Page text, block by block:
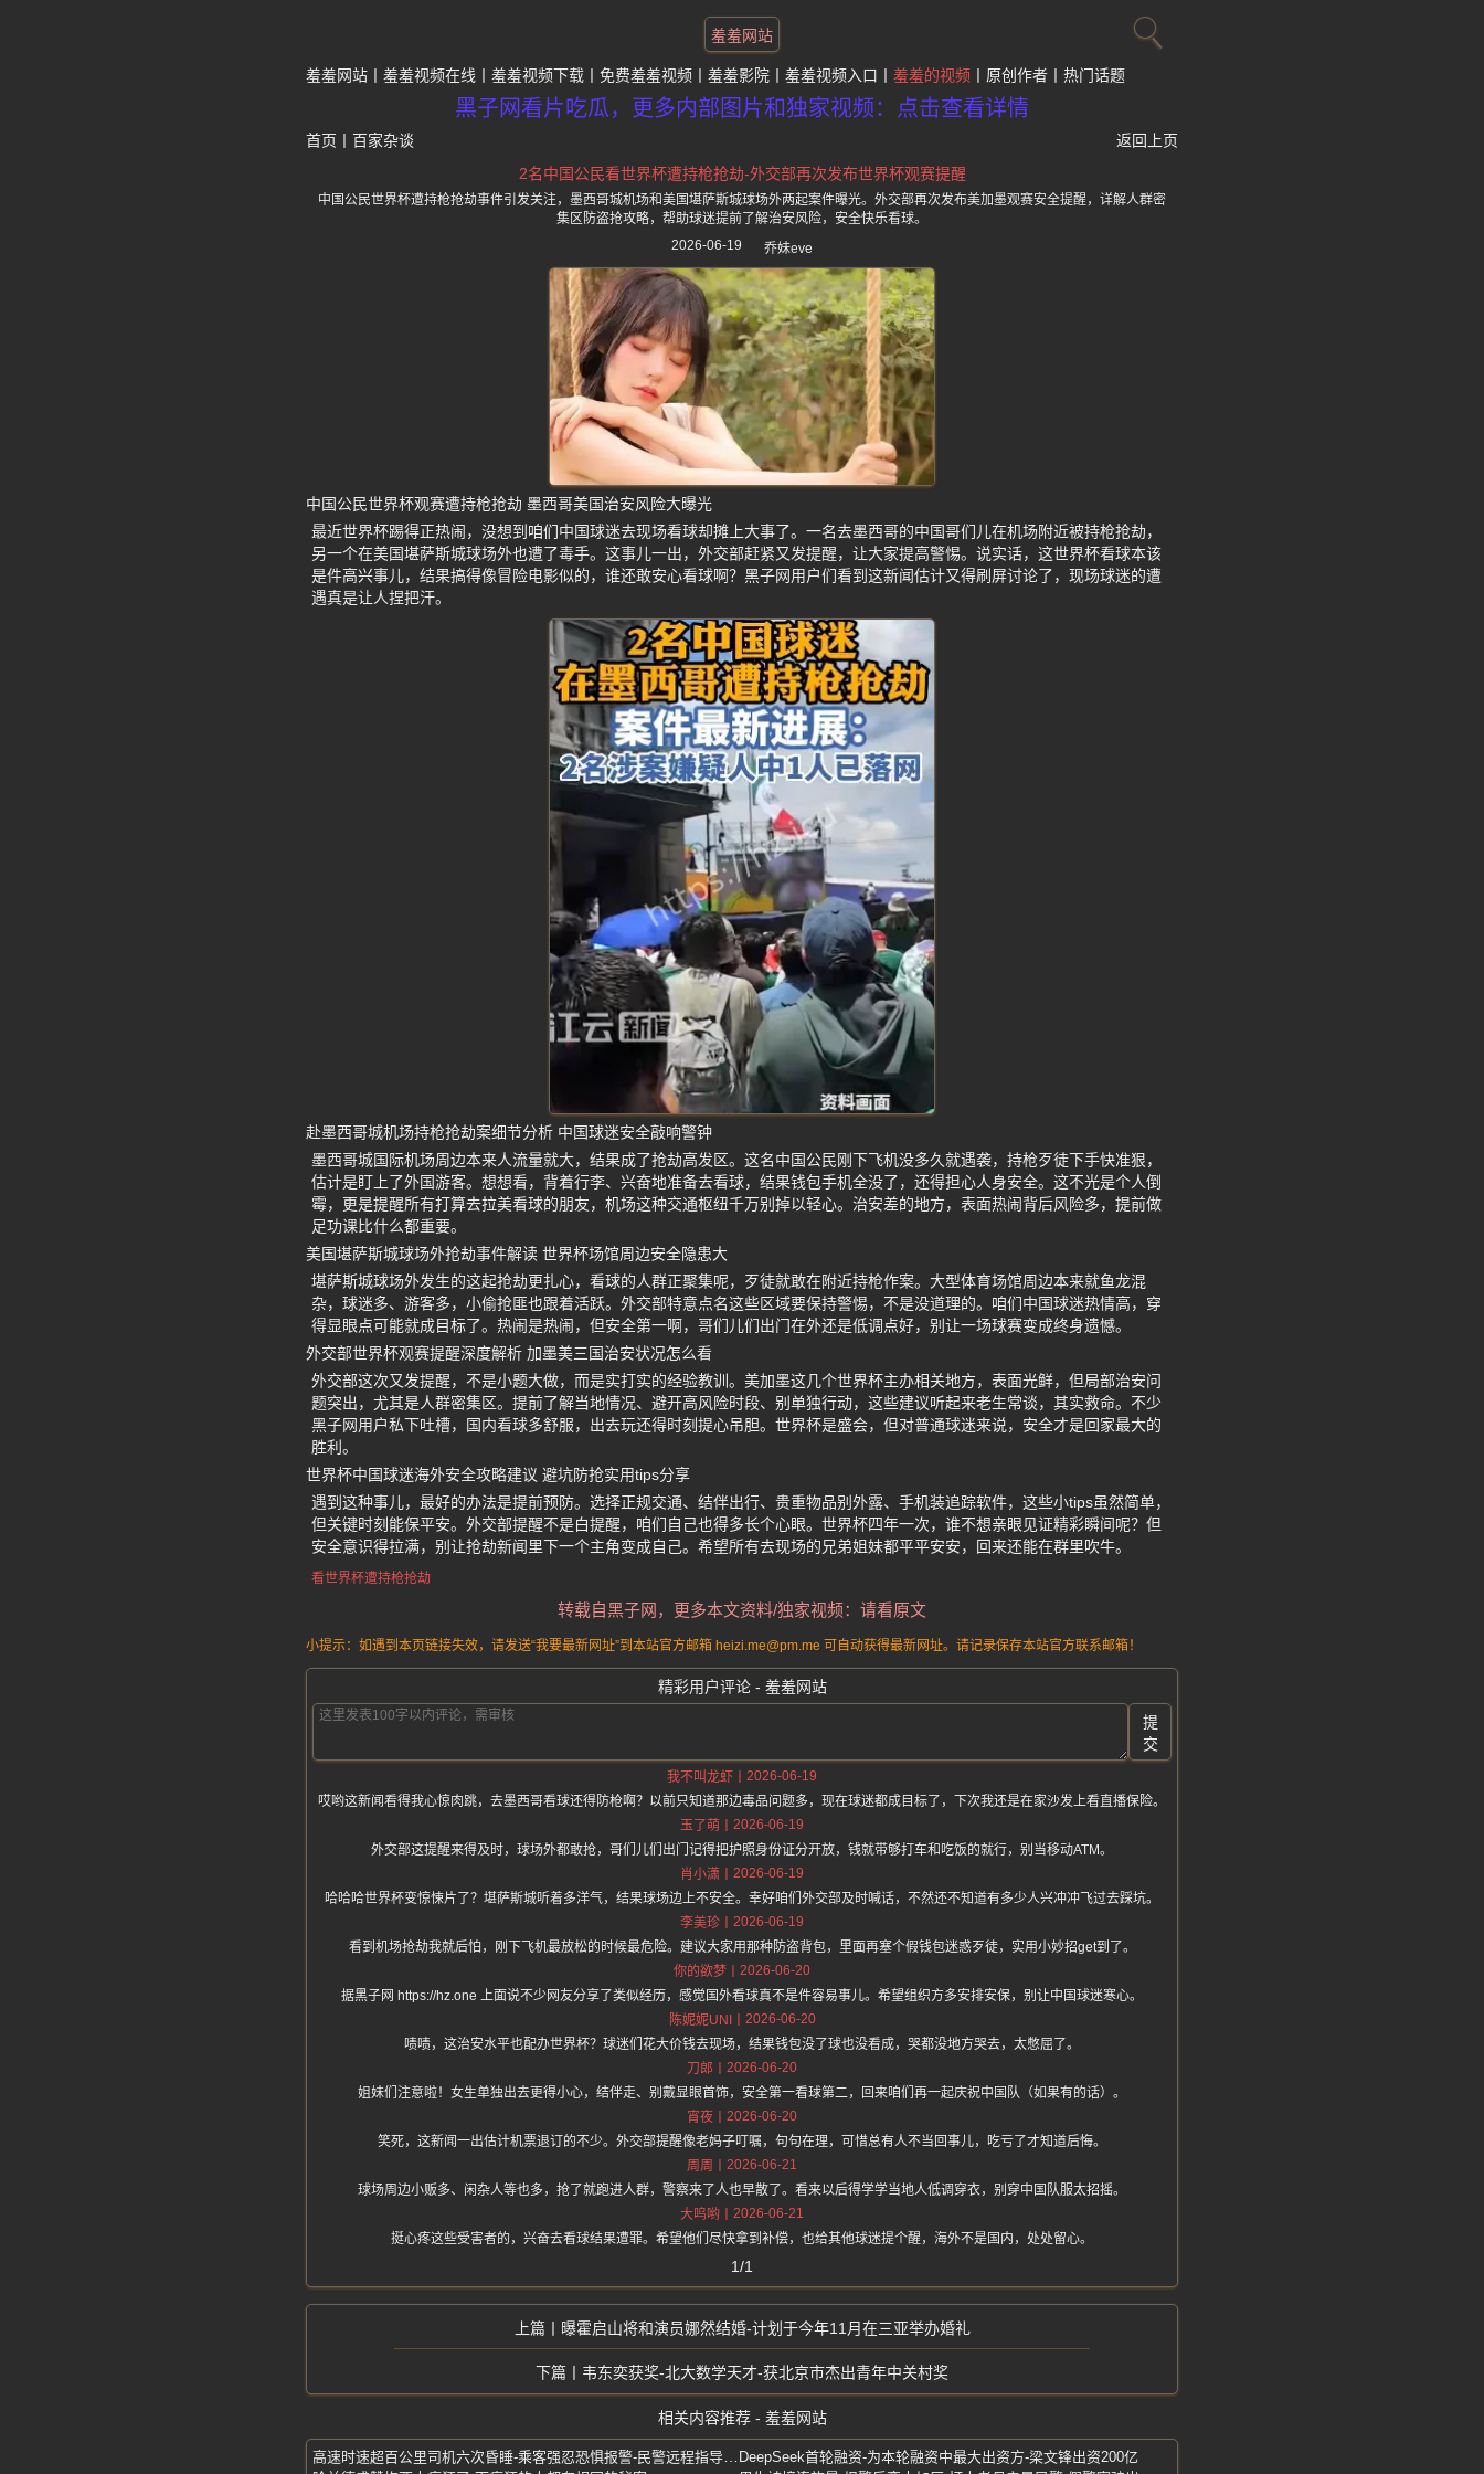
羞羞网站
羞羞网站 羞羞视频在线 羞羞视频下载 免费羞羞视频 羞羞影院 羞羞视频入口 羞羞的视频 原创作者 热门话题
黑子网看片吃瓜，更多内部图片和独家视频：点击查看详情
首页 百家杂谈
返回上页
2名中国公民看世界杯遭持枪抢劫-外交部再次发布世界杯观赛提醒
中国公民世界杯遭持枪抢劫事件引发关注，墨西哥城机场和美国堪萨斯城球场外两起案件曝光。外交部再次发布美加墨观赛安全提醒，详解人群密
集区防盗抢攻略，帮助球迷提前了解治安风险，安全快乐看球。
2026-06-19
乔妹eve
中国公民世界杯观赛遭持枪抢劫 墨西哥美国治安风险大曝光
最近世界杯踢得正热闹，没想到咱们中国球迷去现场看球却摊上大事了。一名去墨西哥的中国哥们儿在机场附近被持枪抢劫，
另一个在美国堪萨斯城球场外也遭了毒手。这事儿一出，外交部赶紧又发提醒，让大家提高警惕。说实话，这世界杯看球本该
是件高兴事儿，结果搞得像冒险电影似的，谁还敢安心看球啊？黑子网用户们看到这新闻估计又得刷屏讨论了，现场球迷的遭
遇真是让人捏把汗。
赴墨西哥城机场持枪抢劫案细节分析 中国球迷安全敲响警钟
墨西哥城国际机场周边本来人流量就大，结果成了抢劫高发区。这名中国公民刚下飞机没多久就遇袭，持枪歹徒下手快准狠，
估计是盯上了外国游客。想想看，背着行李、兴奋地准备去看球，结果钱包手机全没了，还得担心人身安全。这不光是个人倒
霉，更是提醒所有打算去拉美看球的朋友，机场这种交通枢纽千万别掉以轻心。治安差的地方，表面热闹背后风险多，提前做
足功课比什么都重要。
美国堪萨斯城球场外抢劫事件解读 世界杯场馆周边安全隐患大
堪萨斯城球场外发生的这起抢劫更扎心，看球的人群正聚集呢，歹徒就敢在附近持枪作案。大型体育场馆周边本来就鱼龙混
杂，球迷多、游客多，小偷抢匪也跟着活跃。外交部特意点名这些区域要保持警惕，不是没道理的。咱们中国球迷热情高，穿
得显眼点可能就成目标了。热闹是热闹，但安全第一啊，哥们儿们出门在外还是低调点好，别让一场球赛变成终身遗憾。
外交部世界杯观赛提醒深度解析 加墨美三国治安状况怎么看
外交部这次又发提醒，不是小题大做，而是实打实的经验教训。美加墨这几个世界杯主办相关地方，表面光鲜，但局部治安问
题突出，尤其是人群密集区。提前了解当地情况、避开高风险时段、别单独行动，这些建议听起来老生常谈，其实救命。不少
黑子网用户私下吐槽，国内看球多舒服，出去玩还得时刻提心吊胆。世界杯是盛会，但对普通球迷来说，安全才是回家最大的
胜利。
世界杯中国球迷海外安全攻略建议 避坑防抢实用tips分享
遇到这种事儿，最好的办法是提前预防。选择正规交通、结伴出行、贵重物品别外露、手机装追踪软件，这些小tips虽然简单，
但关键时刻能保平安。外交部提醒不是白提醒，咱们自己也得多长个心眼。世界杯四年一次，谁不想亲眼见证精彩瞬间呢？但
安全意识得拉满，别让抢劫新闻里下一个主角变成自己。希望所有去现场的兄弟姐妹都平平安安，回来还能在群里吹牛。
看世界杯遭持枪抢劫
转载自黑子网，更多本文资料/独家视频：请看原文
小提示：如遇到本页链接失效，请发送“我要最新网址”到本站官方邮箱 heizi.me@pm.me 可自动获得最新网址。请记录保存本站官方联系邮箱！
精彩用户评论 - 羞羞网站
提
交
我不叫龙虾
2026-06-19
哎哟这新闻看得我心惊肉跳，去墨西哥看球还得防枪啊？以前只知道那边毒品问题多，现在球迷都成目标了，下次我还是在家沙发上看直播保险。
玉了萌
2026-06-19
外交部这提醒来得及时，球场外都敢抢，哥们儿们出门记得把护照身份证分开放，钱就带够打车和吃饭的就行，别当移动ATM。
肖小潇
2026-06-19
哈哈哈世界杯变惊悚片了？堪萨斯城听着多洋气，结果球场边上不安全。幸好咱们外交部及时喊话，不然还不知道有多少人兴冲冲飞过去踩坑。
李美珍
2026-06-19
看到机场抢劫我就后怕，刚下飞机最放松的时候最危险。建议大家用那种防盗背包，里面再塞个假钱包迷惑歹徒，实用小妙招get到了。
你的欲梦
2026-06-20
据黑子网 https://hz.one 上面说不少网友分享了类似经历，感觉国外看球真不是件容易事儿。希望组织方多安排安保，别让中国球迷寒心。
陈妮妮UNI
2026-06-20
啧啧，这治安水平也配办世界杯？球迷们花大价钱去现场，结果钱包没了球也没看成，哭都没地方哭去，太憋屈了。
刀郎
2026-06-20
姐妹们注意啦！女生单独出去更得小心，结伴走、别戴显眼首饰，安全第一看球第二，回来咱们再一起庆祝中国队（如果有的话）。
宵夜
2026-06-20
笑死，这新闻一出估计机票退订的不少。外交部提醒像老妈子叮嘱，句句在理，可惜总有人不当回事儿，吃亏了才知道后悔。
周周
2026-06-21
球场周边小贩多、闲杂人等也多，抢了就跑进人群，警察来了人也早散了。看来以后得学学当地人低调穿衣，别穿中国队服太招摇。
大呜哟
2026-06-21
挺心疼这些受害者的，兴奋去看球结果遭罪。希望他们尽快拿到补偿，也给其他球迷提个醒，海外不是国内，处处留心。
1/1
曝霍启山将和演员娜然结婚-计划于今年11月在三亚举办婚礼
韦东奕获奖-北大数学天才-获北京市杰出青年中关村奖
相关内容推荐 - 羞羞网站
DeepSeek首轮融资-为本轮融资中最大出资方-梁文锋出资200亿